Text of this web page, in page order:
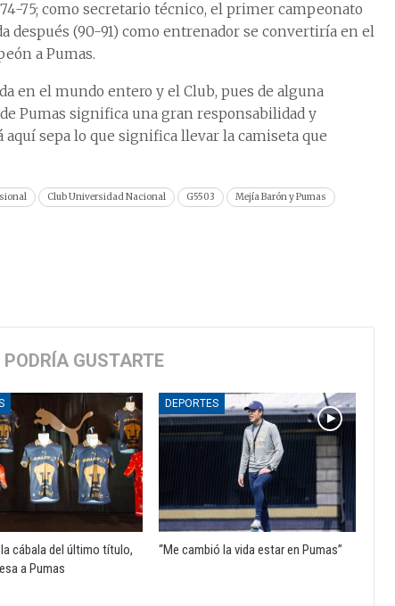
75; como secretario técnico, el primer campeonato
después (90-91) como entrenador se convertiría en el
a Pumas.
en el mundo entero y el Club, pues de alguna
Pumas significa una gran responsabilidad y
sepa lo que significa llevar la camiseta que
Club Universidad Nacional G5503
Mejía Barón y Pumas
GUSTARTE
cábala del último título,
a Pumas
DEPORTES
“Me cambió la vida estar en Pumas”